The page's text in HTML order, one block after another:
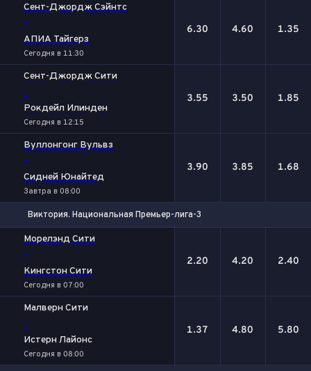
Сент-Джордж Сэйнтс
-
АПИА Тайгерз
Сегодня в 11:30
6.30 4.60 1.35
Сент-Джордж Сити
-
Рокдейл Илинден
Сегодня в 12:15
3.55 3.50 1.85
Вуллонгонг Вульвз
-
Сидней Юнайтед
Завтра в 08:00
3.90 3.85 1.68
Виктория. Национальная Премьер-лига-3
Морелэнд Сити
-
Кингстон Сити
Сегодня в 07:00
2.20 4.20 2.40
Малверн Сити
-
Истерн Лайонс
Сегодня в 08:00
1.37 4.80 5.80